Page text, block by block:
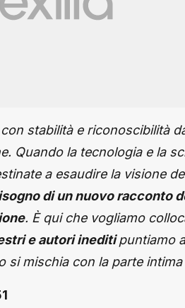
stabilità e riconoscibilità
Quando la tecnologia e la
a esaudire la visione
di un nuovo racconto
. È qui che vogliamo
e autori ineditipuntiamo
mischia con la parte intima